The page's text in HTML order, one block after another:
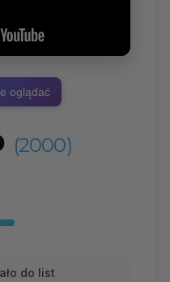
oglądać
(2000)
do list